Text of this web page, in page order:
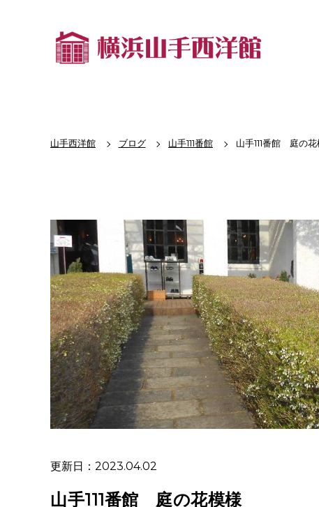
山手西洋館 ブログ 山手111番館 山手111番館 庭の花
更新日：2023.04.02
山手111番館 庭の花模様